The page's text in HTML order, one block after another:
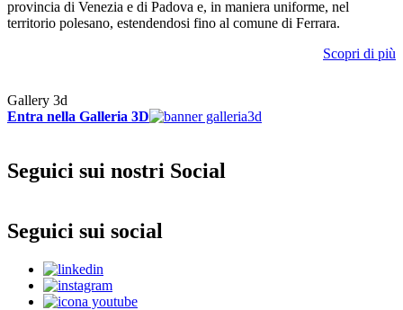
provincia di Venezia e di Padova e, in maniera uniforme, nel
territorio polesano, estendendosi fino al comune di Ferrara.
Scopri di più
Gallery 3d
Entra nella Galleria 3D
Seguici sui nostri Social
Seguici sui social